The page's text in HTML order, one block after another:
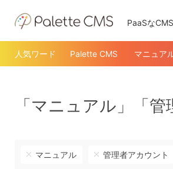
PaaSな
人気ワード Palette CMS マニュア
「マニュアル」「
マニュアル 管理者アカウント